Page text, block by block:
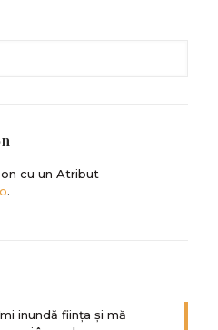
cu un Atribut
.
inundă ființa și mă